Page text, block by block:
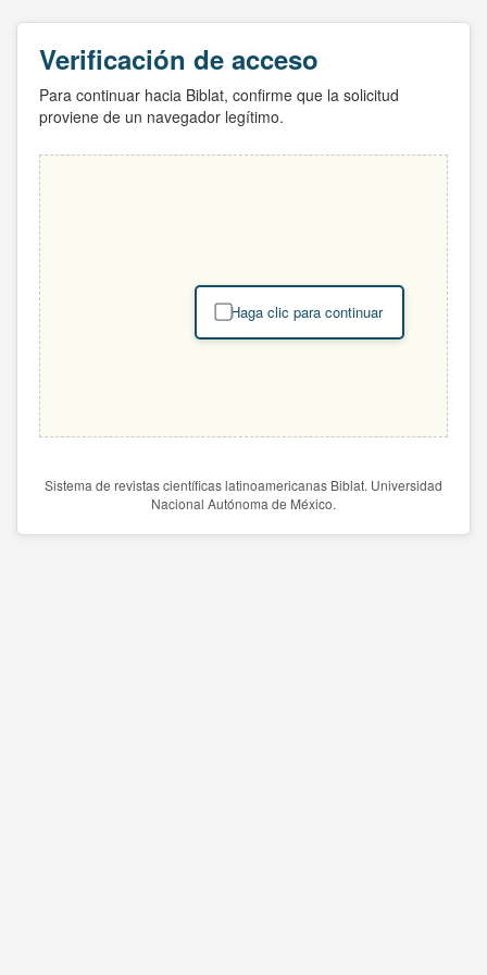
Verificación de acceso
Para continuar hacia Biblat, confirme que la solicitud
proviene de un navegador legítimo.
Haga clic para continuar
Sistema de revistas científicas latinoamericanas Biblat. Universidad
Nacional Autónoma de México.